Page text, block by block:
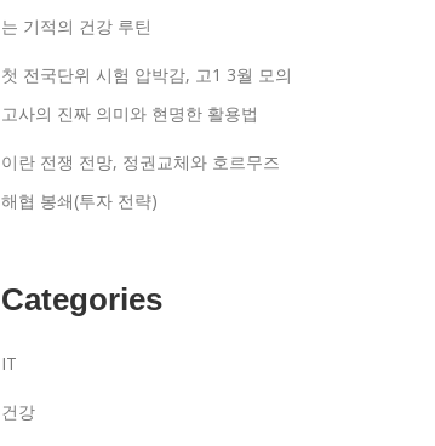
는 기적의 건강 루틴
첫 전국단위 시험 압박감, 고1 3월 모의
고사의 진짜 의미와 현명한 활용법
이란 전쟁 전망, 정권교체와 호르무즈
해협 봉쇄(투자 전략)
Categories
IT
건강